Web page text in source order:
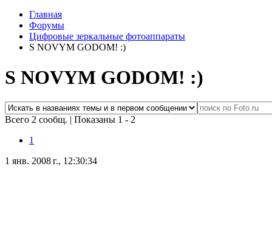
Главная
Форумы
Цифровые зеркальные фотоаппараты
S NOVYM GODOM! :)
S NOVYM GODOM! :)
Всего 2 сообщ. | Показаны 1 - 2
1
1 янв. 2008 г., 12:30:34